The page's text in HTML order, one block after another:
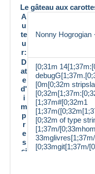
Le gâteau aux
A
u
te
u
r:
Nonny Hogrogian
D
at
e
d'
i
m
p
r
e
s
si
[0;31m
[0m[0;32m
[1;37m#[0;32m1
[0;32m of type
[1;37m/
[0;33mgit[1;37m/